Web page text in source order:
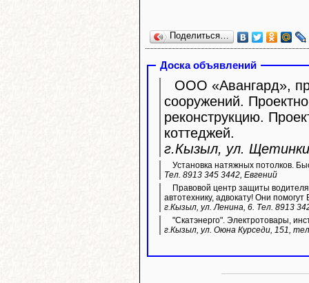
Поделиться…
Доска объявлений
ООО «Авангард»,
сооружений.
реконструкцию.
коттеджей.
г.Кызыл, ул.
Установка натяжных потолков.
Тел. 8913 345 3442, Евгений
Правовой центр защиты
автотехнику, адвокату! Они
г.Кызыл, ул. Ленина, 6. Тел. 8913
"Скатэнерго". Электротовары,
г.Кызыл, ул. Оюна Курседи, 151,